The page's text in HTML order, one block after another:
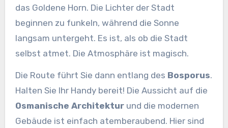
das Goldene Horn. Die Lichter der Stadt
beginnen zu funkeln, während die Sonne
langsam untergeht. Es ist, als ob die Stadt
selbst atmet. Die Atmosphäre ist magisch.
Die Route führt Sie dann entlang des Bosporus.
Halten Sie Ihr Handy bereit! Die Aussicht auf die
Osmanische Architekturund die modernen
Gebäude ist einfach atemberaubend. Hier sind